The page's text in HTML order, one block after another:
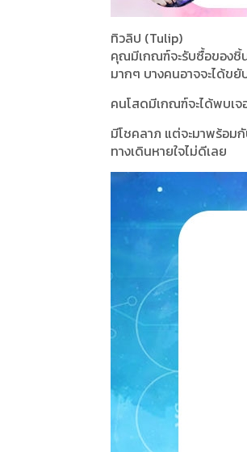
ทิวลิป (Tulip)
คุณมีเกณฑ์จะรับซื้อของชิ้
มากๆ บางคนอาจจะได้ข
คนโสดมีเกณฑ์จะได้พบเจ
มีโชคลาภ แต่จะมาพร้อม
ทางเดินหายใจไม่ดีเลย